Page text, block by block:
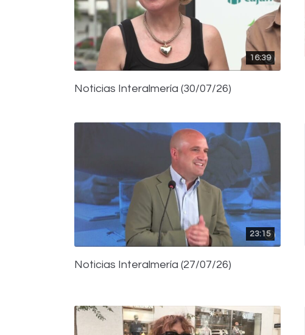
16:39
Noticias Interalmería (30/07/26)
23:15
Noticias Interalmería (27/07/26)